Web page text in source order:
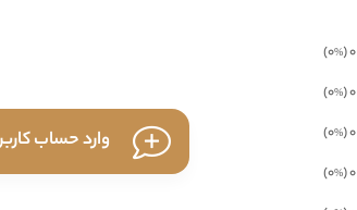
0
(0
%
)
0
(0
%
)
0
(0
%
)
0
(0
%
)
وارد حساب